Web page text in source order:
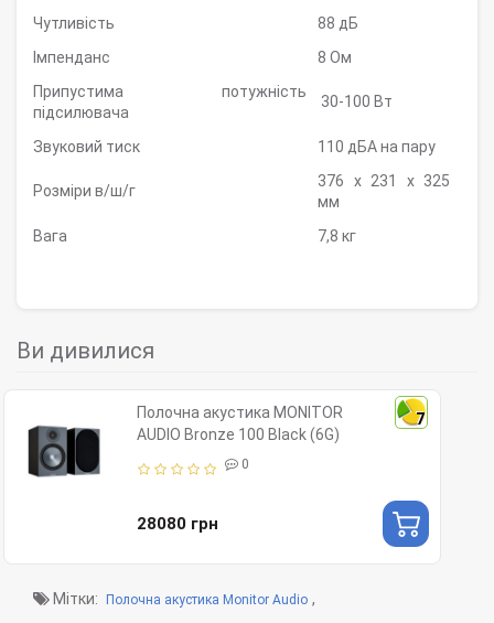
Чутливість
88 дБ
Імпенданс
8 Ом
Припустима потужність
підсилювача
30-100 Вт
Звуковий тиск 110 дБА на пару
Розміри в/ш/г
376 x 231 x 325
мм
Вага
7,8 кг
Ви дивилися
7
Полочна акустика MONITOR
AUDIO Bronze 100 Black (6G)
0
28080 грн
Мітки: Полочна акустика Monitor Audio ,